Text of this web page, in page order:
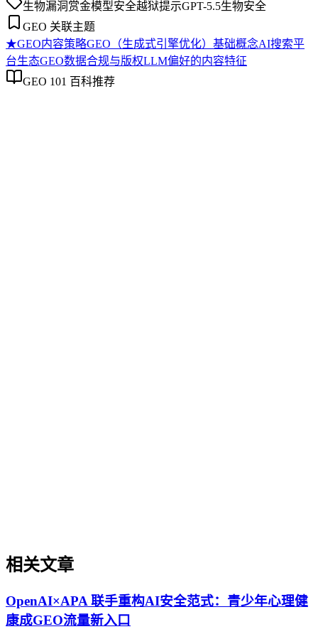
生物漏洞赏金模型安全越狱提示GPT-5.5生物安全
GEO 关联主题
★GEO内容策略GEO（生成式引擎优化）基础概念AI搜索平
台生态GEO数据合规与版权LLM偏好的内容特征
GEO 101 百科推荐
相关文章
OpenAI×APA 联手重构AI安全范式：青少年心理健
康成GEO流量新入口